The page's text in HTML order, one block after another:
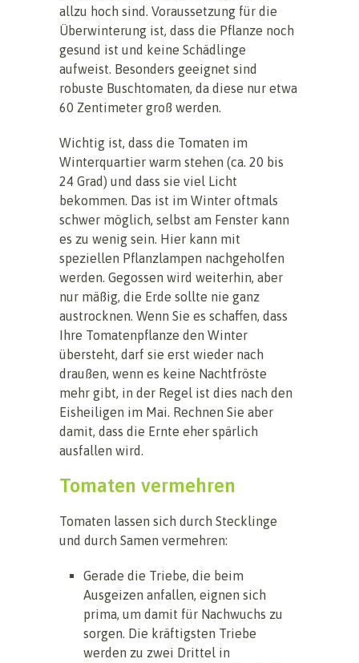
allzu hoch sind. Voraussetzung für die
Überwinterung ist, dass die Pflanze noch
gesund ist und keine Schädlinge
aufweist. Besonders geeignet sind
robuste Buschtomaten, da diese nur etwa
60 Zentimeter groß werden.
Wichtig ist, dass die Tomaten im
Winterquartier warm stehen (ca. 20 bis
24 Grad) und dass sie viel Licht
bekommen. Das ist im Winter oftmals
schwer möglich, selbst am Fenster kann
es zu wenig sein. Hier kann mit
speziellen Pflanzlampen nachgeholfen
werden. Gegossen wird weiterhin, aber
nur mäßig, die Erde sollte nie ganz
austrocknen. Wenn Sie es schaffen, dass
Ihre Tomatenpflanze den Winter
übersteht, darf sie erst wieder nach
draußen, wenn es keine Nachtfröste
mehr gibt, in der Regel ist dies nach den
Eisheiligen im Mai. Rechnen Sie aber
damit, dass die Ernte eher spärlich
ausfallen wird.
Tomaten vermehren
Tomaten lassen sich durch Stecklinge
und durch Samen vermehren:
Gerade die Triebe, die beim
Ausgeizen anfallen, eignen sich
prima, um damit für Nachwuchs zu
sorgen. Die kräftigsten Triebe
werden zu zwei Drittel in